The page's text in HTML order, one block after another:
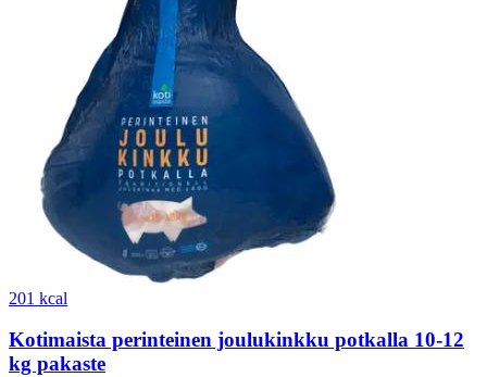
201 kcal
Kotimaista perinteinen joulukinkku potkalla 10-12
kg pakaste